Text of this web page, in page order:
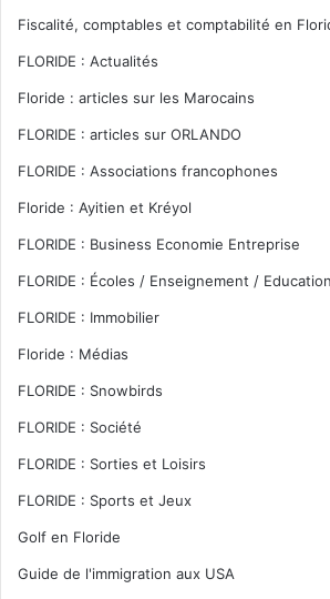
Fiscalité, comptables et comptabilité en
FLORIDE : Actualités
Floride : articles sur les Marocains
FLORIDE : articles sur ORLANDO
FLORIDE : Associations francophones
Floride : Ayitien et Kréyol
FLORIDE : Business Economie Entreprise
FLORIDE : Écoles / Enseignement / Education
FLORIDE : Immobilier
Floride : Médias
FLORIDE : Snowbirds
FLORIDE : Société
FLORIDE : Sorties et Loisirs
FLORIDE : Sports et Jeux
Golf en Floride
Guide de l'immigration aux USA